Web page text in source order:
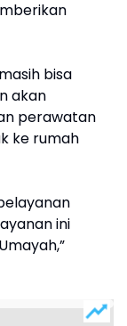
bisa
akan
perawatan
ke rumah
ini